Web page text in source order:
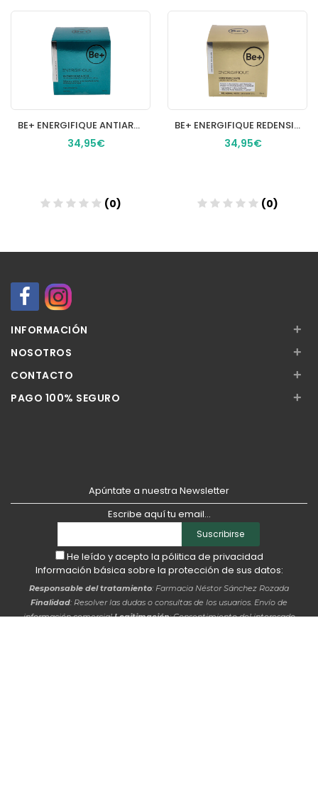
BE+ ENERGIFIQUE ANTIARRUGAS CREMA NOCTURNA REGENERADORA 1 ENVASE 50 ml
34,95€
(0)
BE+ ENERGIFIQUE REDENSIFICANTE CREMA NUTRITIVA PIEL NORMAL MIXTA 1 TARRO 50 ML
34,95€
(0)
INFORMACIÓN +
NOSOTROS +
CONTACTO +
PAGO 100% SEGURO +
Apúntate a nuestra Newsletter
Escribe aquí tu email...
Suscribirse
He leído y acepto la pólitica de privacidad
Información básica sobre la protección de sus datos:
Responsable del tratamiento: Farmacia Néstor Sánchez Rozada
Finalidad: Resolver las dudas o consultas de los usuarios. Envío de
información comercialLegitimación: Consentimiento del interesado